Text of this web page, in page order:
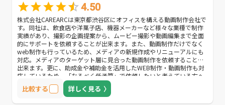
4.50
株式会社CAREARCは東京都渋谷区にオフィスを構える動画制作会社で
す。同社は、飲食店や洋菓子店、機器メーカーなど様々な業種で制作
実績があり、撮影の企画提案から、ムービー撮影や動画編集まで全面
的にサポートを依頼することが出来ます。また、動画制作だけでなく
web制作も行っているため、メディアの新規作成やリニューアルにも
対応。メディアのターゲット層に見合った動画制作を依頼することが
出来ます。更に、助成金や補助金を活用したWEB制作・動画制作も対
応しているため、「なるべく低予算」で依頼したいと考えている方へ
おすすめな企業です。
比較する 詳しく見る